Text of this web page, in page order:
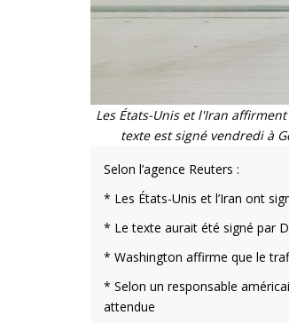
Les États-Unis et l'Iran
texte est signé vendredi à
Selon l’agence Reuters :
* Les États-Unis et l’Iran ont
* Le texte aurait été signé par
* Washington affirme que le
* Selon un responsable
attendue